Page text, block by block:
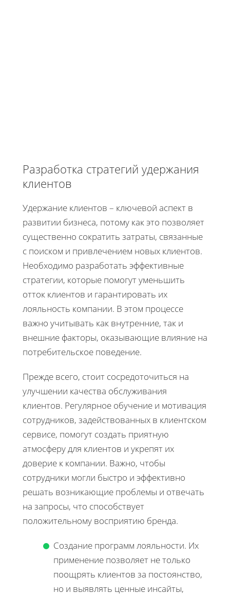
Разработка стратегий удержания
клиентов
Удержание клиентов – ключевой аспект в
развитии бизнеса, потому как это позволяет
существенно сократить затраты, связанные
с поиском и привлечением новых клиентов.
Необходимо разработать эффективные
стратегии, которые помогут уменьшить
отток клиентов и гарантировать их
лояльность компании. В этом процессе
важно учитывать как внутренние, так и
внешние факторы, оказывающие влияние на
потребительское поведение.
Прежде всего, стоит сосредоточиться на
улучшении качества обслуживания
клиентов. Регулярное обучение и мотивация
сотрудников, задействованных в клиентском
сервисе, помогут создать приятную
атмосферу для клиентов и укрепят их
доверие к компании. Важно, чтобы
сотрудники могли быстро и эффективно
решать возникающие проблемы и отвечать
на запросы, что способствует
положительному восприятию бренда.
Создание программ лояльности. Их
применение позволяет не только
поощрять клиентов за постоянство,
но и выявлять ценные инсайты,